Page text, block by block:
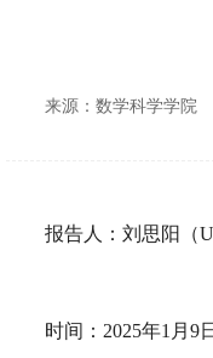
来源：数学科学学院
报告人：刘思阳（
时间：2025年1月9